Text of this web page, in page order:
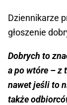
Dziennikarze
głoszenie
Dobrych to
a po wtóre – z
nawet jeśli to
także